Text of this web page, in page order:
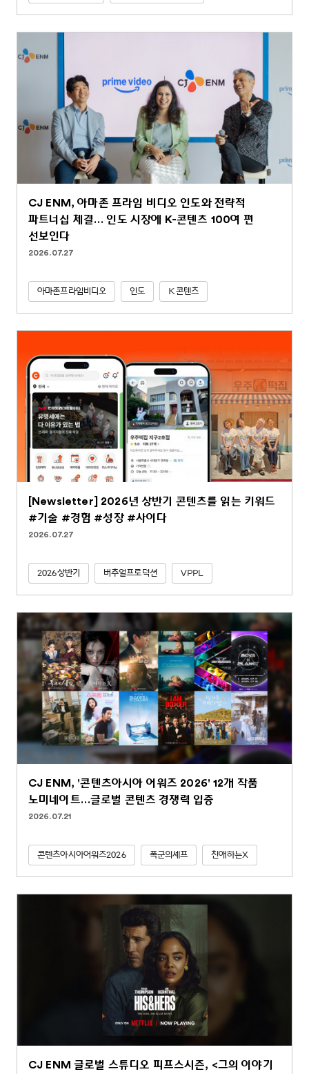
CJ ENM, 아마존 프라임 비디오 인도와 전략적
파트너십 체결… 인도 시장에 K-콘텐츠 100여 편
선보인다
2026.07.27
아마존프라임비디오 인도 K콘텐츠
[Newsletter] 2026년 상반기 콘텐츠를 읽는 키워드
#기술 #경험 #성장 #사이다
2026.07.27
2026상반기 버추얼프로덕션 VPPL
CJ ENM, '콘텐츠아시아 어워즈 2026' 12개 작품
노미네이트…글로벌 콘텐츠 경쟁력 입증
2026.07.21
콘텐츠아시아어워즈2026 폭군의셰프 친애하는X
CJ ENM 글로벌 스튜디오 피프스시즌, <그의 이야기